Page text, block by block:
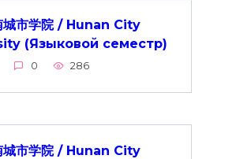
城市学院 / Hunan City
(Языковой семестр)
0 286
城市学院 / Hunan City